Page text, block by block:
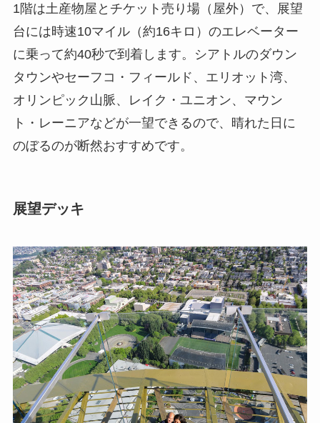
1階は土産物屋とチケット売り場（屋外）で、展望
台には時速10マイル（約16キロ）のエレベーター
に乗って約40秒で到着します。シアトルのダウン
タウンやセーフコ・フィールド、エリオット湾、
オリンピック山脈、レイク・ユニオン、マウン
ト・レーニアなどが一望できるので、晴れた日に
のぼるのが断然おすすめです。
展望デッキ